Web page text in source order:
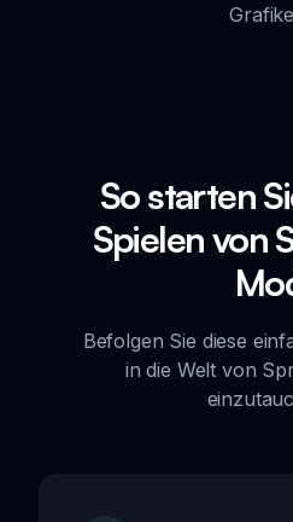
So starten
Spielen von
Befolgen Sie diese
in die Welt von